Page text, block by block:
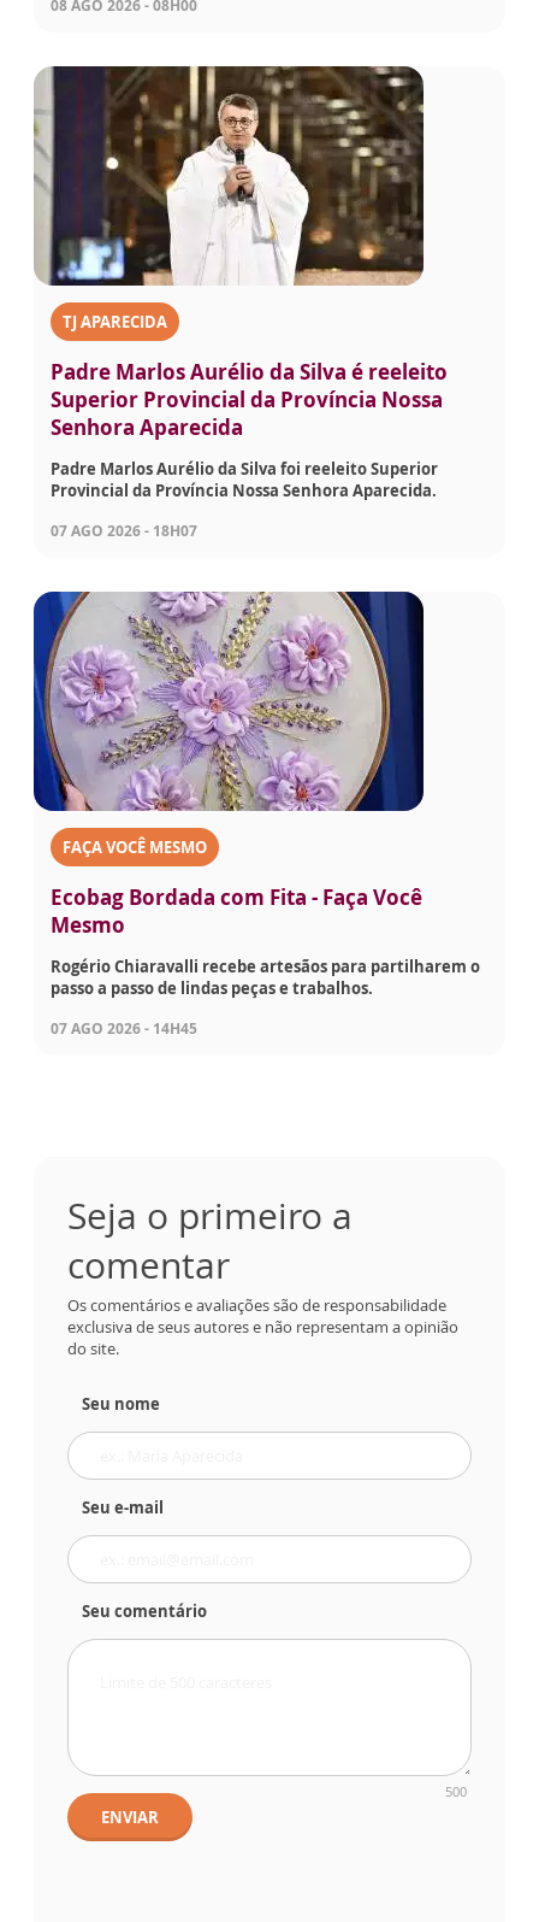
08 AGO 2026 - 08H00
TJ APARECIDA
Padre Marlos Aurélio da Silva é reeleito
Superior Provincial da Província Nossa
Senhora Aparecida
Padre Marlos Aurélio da Silva foi reeleito Superior
Provincial da Província Nossa Senhora Aparecida.
07 AGO 2026 - 18H07
FAÇA VOCÊ MESMO
Ecobag Bordada com Fita - Faça Você
Mesmo
Rogério Chiaravalli recebe artesãos para partilharem o
passo a passo de lindas peças e trabalhos.
07 AGO 2026 - 14H45
Seja o primeiro a
comentar
Os comentários e avaliações são de responsabilidade
exclusiva de seus autores e não representam a opinião
do site.
Seu nome
Seu e-mail
Seu comentário
500
ENVIAR